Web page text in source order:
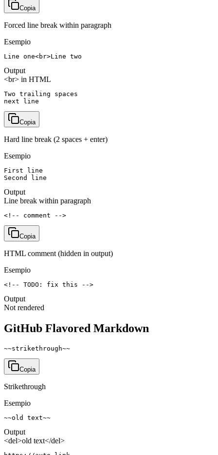
Copia
Forced line break within paragraph
Esempio
Line one<br>Line two
Output
<br> in HTML
Two trailing spaces
next line
Copia
Hard line break (2 spaces + enter)
Esempio
First line
Second line
Output
Line break within paragraph
<!-- comment -->
Copia
HTML comment (hidden in output)
Esempio
<!-- TODO: fix this -->
Output
Not rendered
GitHub Flavored Markdown
~~strikethrough~~
Copia
Strikethrough
Esempio
~~old text~~
Output
<del>old text</del>